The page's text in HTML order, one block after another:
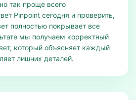
так проще всего
Pinpoint сегодня и проверить,
полностью покрывает все
мы получаем корректный
который объясняет каждый
лишних деталей.